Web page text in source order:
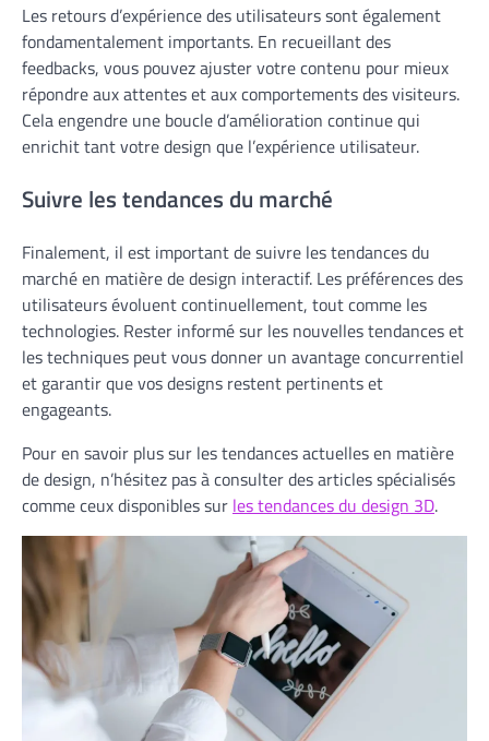
Les retours d’expérience des utilisateurs sont également
fondamentalement importants. En recueillant des
feedbacks, vous pouvez ajuster votre contenu pour mieux
répondre aux attentes et aux comportements des visiteurs.
Cela engendre une boucle d’amélioration continue qui
enrichit tant votre design que l’expérience utilisateur.
Suivre les tendances du marché
Finalement, il est important de suivre les tendances du
marché en matière de design interactif. Les préférences des
utilisateurs évoluent continuellement, tout comme les
technologies. Rester informé sur les nouvelles tendances et
les techniques peut vous donner un avantage concurrentiel
et garantir que vos designs restent pertinents et
engageants.
Pour en savoir plus sur les tendances actuelles en matière
de design, n’hésitez pas à consulter des articles spécialisés
comme ceux disponibles sur les tendances du design 3D.